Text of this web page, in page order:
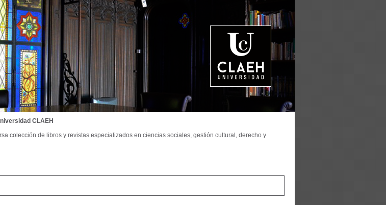
CLAEH
colección de libros y revistas especializados en ciencias sociales, gestión cultural, derecho y